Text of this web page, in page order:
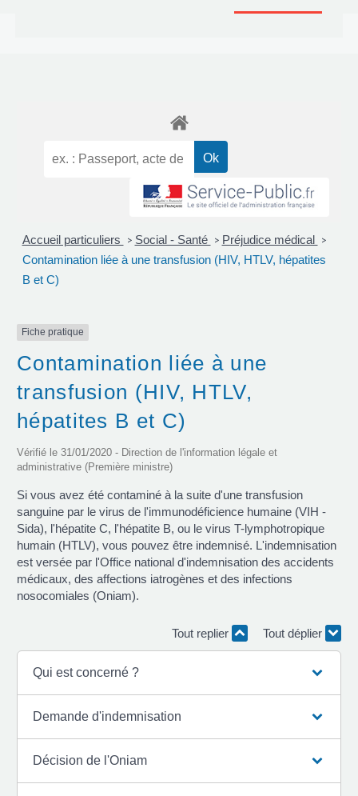
Accueil particuliers > Social - Santé > Préjudice médical >
Contamination liée à une transfusion (HIV, HTLV, hépatites
B et C)
Fiche pratique
Contamination liée à une
transfusion (HIV, HTLV,
hépatites B et C)
Vérifié le 31/01/2020 - Direction de l'information légale et
administrative (Première ministre)
Si vous avez été contaminé à la suite d'une transfusion
sanguine par le virus de l'immunodéficience humaine (VIH -
Sida), l'hépatite C, l'hépatite B, ou le virus T-lymphotropique
humain (HTLV), vous pouvez être indemnisé. L'indemnisation
est versée par l'Office national d'indemnisation des accidents
médicaux, des affections iatrogènes et des infections
nosocomiales (Oniam).
Tout replier Tout déplier
Qui est concerné ?
Demande d'indemnisation
Décision de l'Oniam